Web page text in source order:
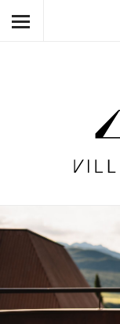
VILLA BARONESSINA
UMGEBUNG
KONTAKT
IT